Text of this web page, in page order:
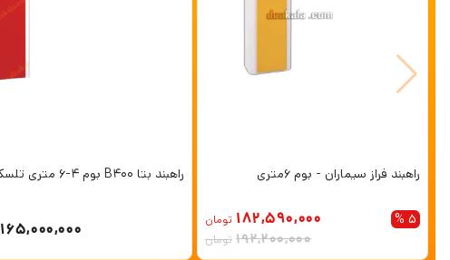
راهبند فراز سیماران - بوم 6متری
5 %
182,590,000 تومان
192,200,000 تومان
راهبند بتا B400 بوم 4-6 متری تلسکوپی
165,000,000